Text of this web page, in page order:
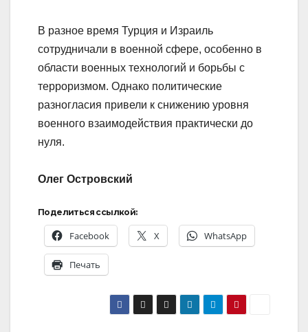
В разное время Турция и Израиль
сотрудничали в военной сфере, особенно в
области военных технологий и борьбы с
терроризмом. Однако политические
разногласия привели к снижению уровня
военного взаимодействия практически до
нуля.
Олег Островский
Поделиться ссылкой:
Facebook X WhatsApp
Печать